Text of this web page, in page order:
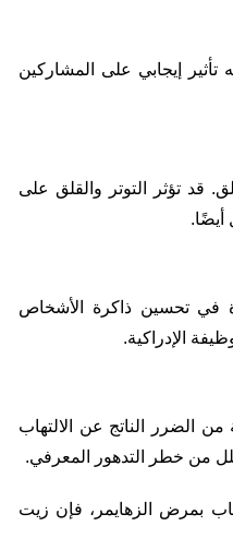
إيجابي على المشاركين
قد تؤثر التوتر والقلق على
أيضًا.
في تحسين ذاكرة الأشخاص
الإدراكية.
الضرر الناتج عن الالتهاب
من خطر التدهور المعرفي.
بمرض الزهايمر، فإن زيت